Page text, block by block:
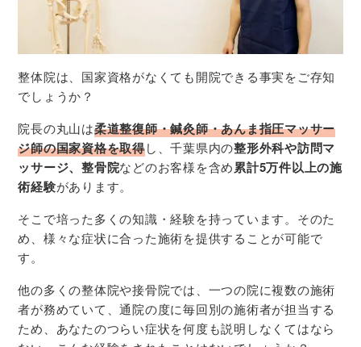
整体院は、国家資格がなくても開院できる事実をご存知
でしょうか？
院長の丸山は柔道整復師・鍼灸師・あんま指圧マッサー
ジ師の国家資格を取得し、千葉県内の整形外科や訪問マ
ッサージ、整骨院などのお客様を含め累計5万件以上の施
術経験があります。
そこで培った多くの知識・経験を持っています。そのた
め、様々な症状に合った施術を提供することが可能で
す。
他の多くの整体院や接骨院では、一つの院に複数の施術
者が務めていて、通院の度に毎回別の施術者が担当する
ため、あなたのつらい症状を何度も説明しなくてはなら